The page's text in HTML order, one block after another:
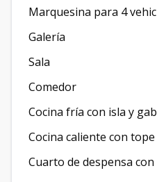
Marquesina para 4
Galería
Sala
Comedor
Cocina fría con isla y
Cocina caliente con
Cuarto de despensa